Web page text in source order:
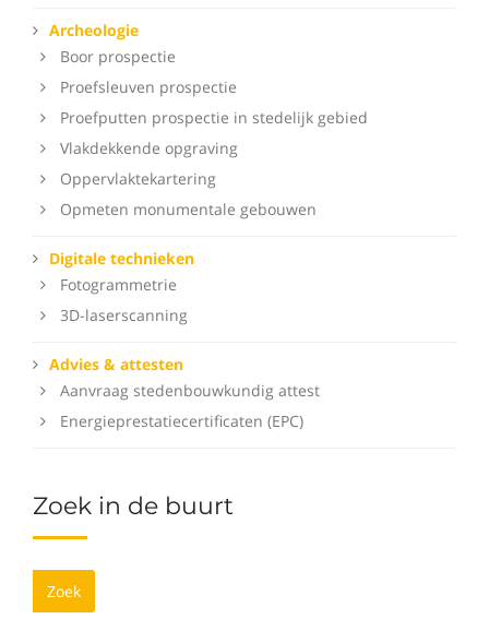
Archeologie
Boor prospectie
Proefsleuven prospectie
Proefputten prospectie in stedelijk gebied
Vlakdekkende opgraving
Oppervlaktekartering
Opmeten monumentale gebouwen
Digitale technieken
Fotogrammetrie
3D-laserscanning
Advies & attesten
Aanvraag stedenbouwkundig attest
Energieprestatiecertificaten (EPC)
Zoek in de buurt
Zoek